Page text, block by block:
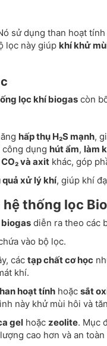
sử dụng than hoạt
lọc này giúp khí khử
lọc khí biogas còn
hấp thụ H₂S mạnh,
công dụng hút ẩm, làm
và axit khác, góp
xử lý khí, giúp khí
thống lọc
biogas diễn ra theo các
vào bộ lọc.
các tạp chất cơ học
khí.
hoạt tính hoặc sắt
này khử mùi hôi và
gel hoặc zeolite. Mục
cao hơn và an